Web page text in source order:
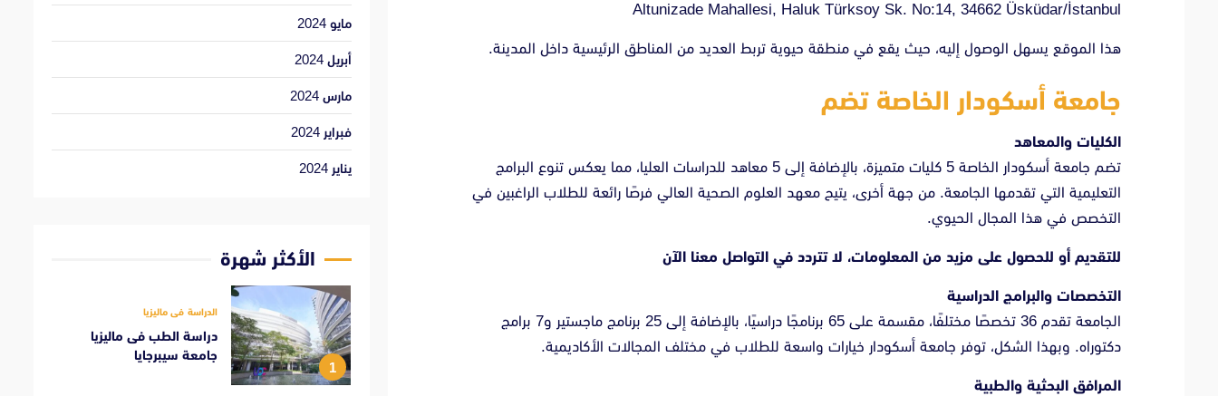
Altunizade Mahallesi, Haluk Türksoy Sk. No:14, 34662 Üsküdar/İstanbul
هذا الموقع يسهل الوصول إليه، حيث يقع في منطقة حيوية تربط العديد من المناطق الرئيسية داخل المدينة.
جامعة أسكودار الخاصة تضم
الكليات والمعاهد
تضم جامعة أسكودار الخاصة 5 كليات متميزة، بالإضافة إلى 5 معاهد للدراسات العليا، مما يعكس تنوع البرامج
التعليمية التي تقدمها الجامعة. من جهة أخرى، يتيح معهد العلوم الصحية العالي فرصًا رائعة للطلاب الراغبين في
التخصص في هذا المجال الحيوي.
للتقديم أو للحصول على مزيد من المعلومات، لا تتردد في التواصل معنا الآن
التخصصات والبرامج الدراسية
الجامعة تقدم 36 تخصصًا مختلفًا، مقسمة على 65 برنامجًا دراسيًا، بالإضافة إلى 25 برنامج ماجستير و7 برامج
دكتوراه. وبهذا الشكل، توفر جامعة أسكودار خيارات واسعة للطلاب في مختلف المجالات الأكاديمية.
المرافق البحثية والطبية
مايو 2024
أبريل 2024
مارس 2024
فبراير 2024
يناير 2024
الأكثر شهرة
1
الدراسة فى ماليزيا
دراسة الطب فى ماليزيا
جامعة سيبرجايا